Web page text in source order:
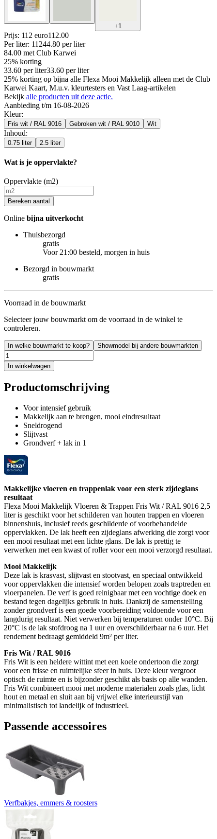
+1
Prijs: 112 euro112.00
Per liter: 11244.80 per liter
84.00 met Club Karwei
25% korting
33.60 per liter33.60 per liter
25% korting op bijna alle Flexa Mooi Makkelijk alleen met de Club
Karwei Kaart, M.u.v. kleurtesters en Vast Laag-artikelen
Bekijk alle producten uit deze actie.
Aanbieding t/m 16-08-2026
Kleur:
Fris wit / RAL 9016 Gebroken wit / RAL 9010 Wit
Inhoud:
0.75 liter 2.5 liter
Wat is je oppervlakte?
Oppervlakte (m2)
Bereken aantal
Online bijna uitverkocht
Thuisbezorgd
gratis
Voor 21:00 besteld, morgen in huis
Bezorgd in bouwmarkt
gratis
Voorraad in de bouwmarkt
Selecteer jouw bouwmarkt om de voorraad in de winkel te
controleren.
In welke bouwmarkt te koop? Showmodel bij andere bouwmarkten
In winkelwagen
Productomschrijving
Voor intensief gebruik
Makkelijk aan te brengen, mooi eindresultaat
Sneldrogend
Slijtvast
Grondverf + lak in 1
Makkelijke vloeren en trappenlak voor een sterk zijdeglans
resultaat
Flexa Mooi Makkelijk Vloeren & Trappen Fris Wit / RAL 9016 2,5
liter is geschikt voor het schilderen van houten trappen en vloeren
binnenshuis, inclusief reeds geschilderde of voorbehandelde
oppervlakken. De lak heeft een zijdeglans afwerking die zorgt voor
een mooi resultaat met een lichte glans. De lak is prettig te
verwerken met een kwast of roller voor een mooi verzorgd resultaat.
Mooi Makkelijk
Deze lak is krasvast, slijtvast en stootvast, en speciaal ontwikkeld
voor oppervlakken die intensief worden belopen zoals traptreden en
vloerpanelen. De verf is goed reinigbaar met een vochtige doek en
bestand tegen dagelijks gebruik in huis. Dankzij de samenstelling
zonder grondverf is een goede voorbereiding voldoende voor een
langdurig resultaat. Niet verwerken bij temperaturen onder 10°C. Bij
20°C is de lak stofdroog na 1 uur en overschilderbaar na 6 uur. Het
rendement bedraagt gemiddeld 9m² per liter.
Fris Wit / RAL 9016
Fris Wit is een heldere wittint met een koele ondertoon die zorgt
voor een frisse en ruimtelijke sfeer in huis. Deze kleur vergroot
optisch de ruimte en is bijzonder geschikt als basis op alle wanden.
Fris Wit combineert mooi met moderne materialen zoals glas, licht
hout en metaal en sluit aan bij vrijwel elke interieurstijl van
minimalistisch tot landelijk of industrieel.
Passende accessoires
Verfbakjes, emmers & roosters